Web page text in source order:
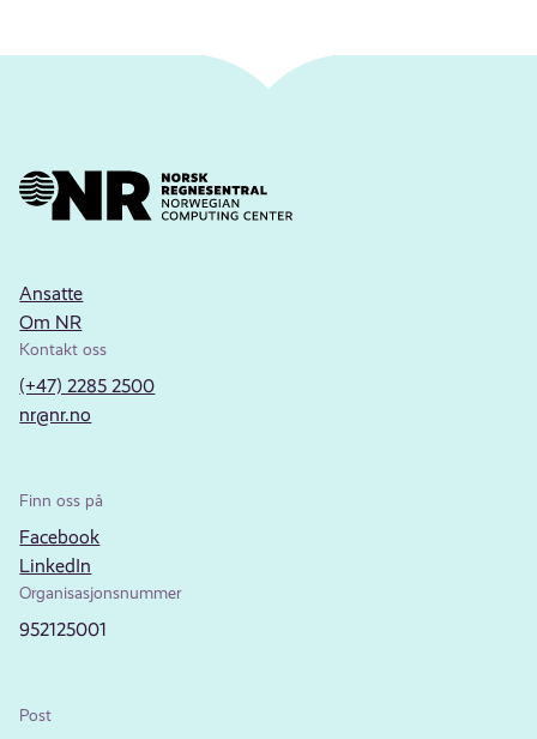
Ansatte
Om NR
Kontakt oss
(+47) 2285 2500
nr@nr.no
Finn oss på
Facebook
LinkedIn
Organisasjonsnummer
952125001
Post